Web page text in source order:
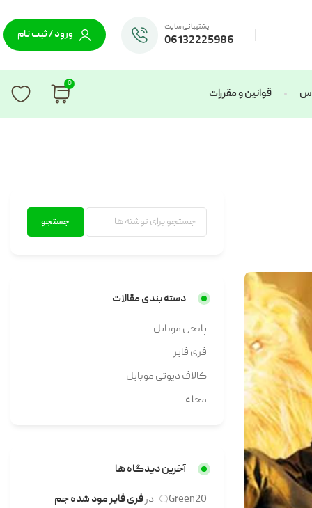
پشتیبانی سایت
06132225986 ورود / ثبت نام
قوانین و مقررات
0
جستجو
دسته بندی مقالات
پابجی موبایل
فری فایر
کالاف دیوتی موبایل
مجله
آخرین دیدگاه ها
Green20
درفری فایر مود شده جم